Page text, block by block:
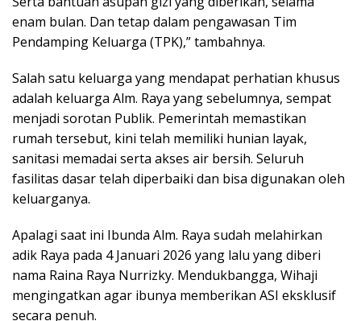
enam bulan. Dan tetap dalam pengawasan Tim
Pendamping Keluarga (TPK),” tambahnya.
Salah satu keluarga yang mendapat perhatian khusus
adalah keluarga Alm. Raya yang sebelumnya, sempat
menjadi sorotan Publik. Pemerintah memastikan
rumah tersebut, kini telah memiliki hunian layak,
sanitasi memadai serta akses air bersih. Seluruh
fasilitas dasar telah diperbaiki dan bisa digunakan oleh
keluarganya.
Apalagi saat ini Ibunda Alm. Raya sudah melahirkan
adik Raya pada 4 Januari 2026 yang lalu yang diberi
nama Raina Raya Nurrizky. Mendukbangga, Wihaji
mengingatkan agar ibunya memberikan ASI eksklusif
secara penuh.